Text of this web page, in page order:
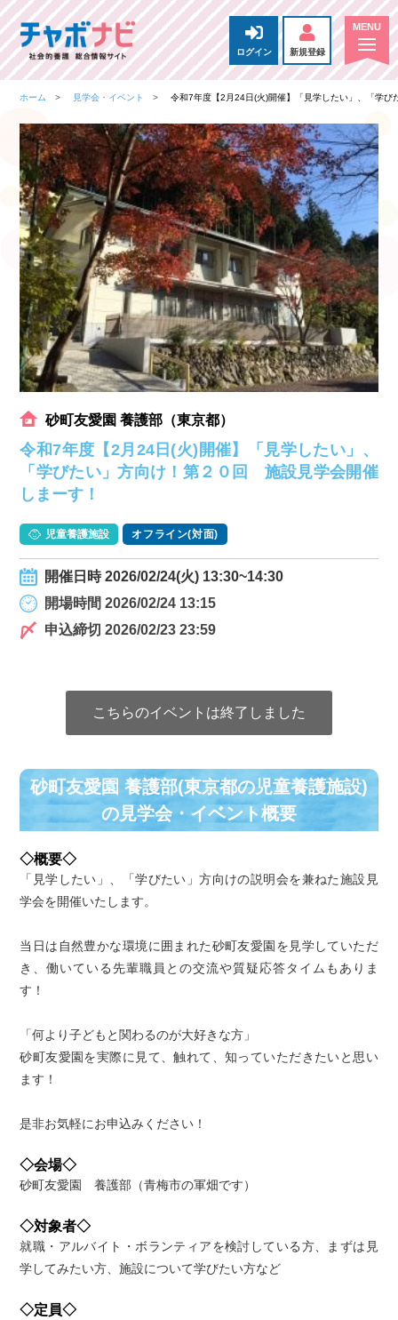
ログイン 新規登録
ホーム 見学会・イベント 令和7年度【2月24日(火)開催】「見学したい」、「学
砂町友愛園 養護部（東京都）
令和7年度【2月24日(火)開催】「見学したい」、
「学びたい」方向け！第２０回 施設見学会開催
しまーす！
児童養護施設 オフライン(対面)
開催日時 2026/02/24(火) 13:30~14:30
開場時間 2026/02/24 13:15
申込締切 2026/02/23 23:59
こちらのイベントは終了しました
砂町友愛園 養護部(東京都の児童養護施設)
の⾒学会・イベント概要
◇概要◇
「見学したい」、「学びたい」方向けの説明会を兼ねた施設見
学会を開催いたします。
当日は自然豊かな環境に囲まれた砂町友愛園を見学していただ
き、働いている先輩職員との交流や質疑応答タイムもありま
す！
「何より子どもと関わるのが大好きな方」
砂町友愛園を実際に見て、触れて、知っていただきたいと思い
ます！
是非お気軽にお申込みください！
◇会場◇
砂町友愛園 養護部（青梅市の軍畑です）
◇対象者◇
就職・アルバイト・ボランティアを検討している方、まずは見
学してみたい方、施設について学びたい方など
◇定員◇